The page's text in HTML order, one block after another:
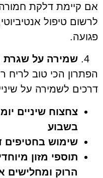
אם קיימת דלקת חמורה
לרשום טיפול
פגועה.
שמירה על שגרת
הפתרון הכי טוב
דרכים לשמירה על
בשבוע
שימוש בחטיפים
תוספי מזון
הרוק ומחלישים